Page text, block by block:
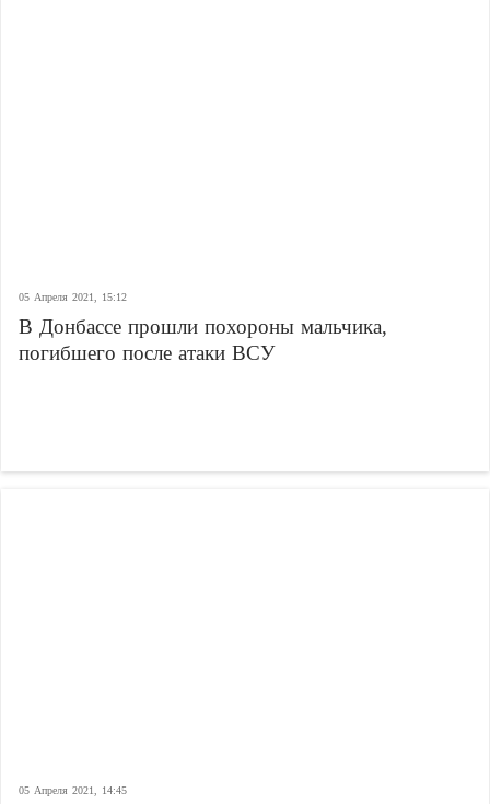
05 Апреля 2021, 15:12
В Донбассе прошли похороны мальчика,
погибшего после атаки ВСУ
05 Апреля 2021, 14:45